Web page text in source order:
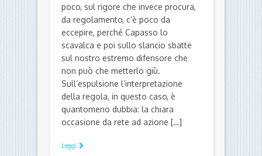
poco, sul rigore che invece procura,
da regolamento, c’è poco da
eccepire, perché Capasso lo
scavalca e poi sullo slancio sbatte
sul nostro estremo difensore che
non può che metterlo giù.
Sull’espulsione l’interpretazione
della regola, in questo caso, è
quantomeno dubbia: la chiara
occasione da rete ad azione […]
Leggi